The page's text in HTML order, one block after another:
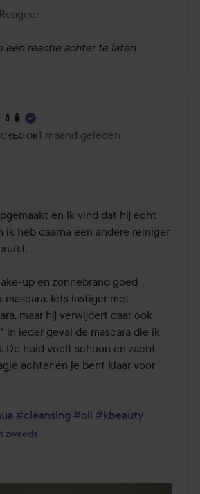
Reageer
een reactie achter te laten
de gebruiker: Lyko Creator.
1 maand geleden
Het bericht is gemaakt 1 maand
en ik vind dat hij echt
ik heb daarna een andere reiniger
up en zonnebrand goed
Iets lastiger met
maar hij verwijdert daar ook
in ieder geval de mascara die ik
De huid voelt schoon en zacht
achter en je bent klaar voor
#cleansing #oil #kbeauty
zweeds